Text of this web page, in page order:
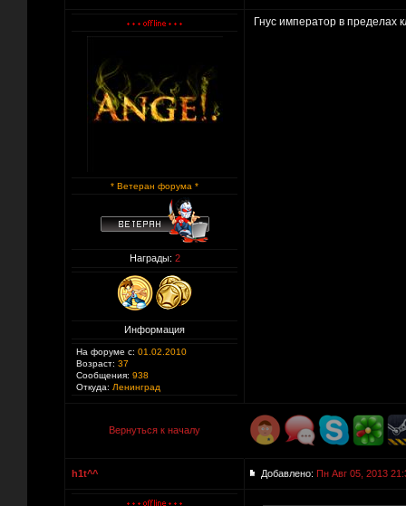
* Ветеран форума *
Награды: 2
Информация
На форуме с: 01.02.2010
Возраст: 37
Сообщения: 938
Откуда: Ленинград
Гнус император в пределах
Вернуться к началу
h1t^^ Добавлено: Пн Авг 05, 2013